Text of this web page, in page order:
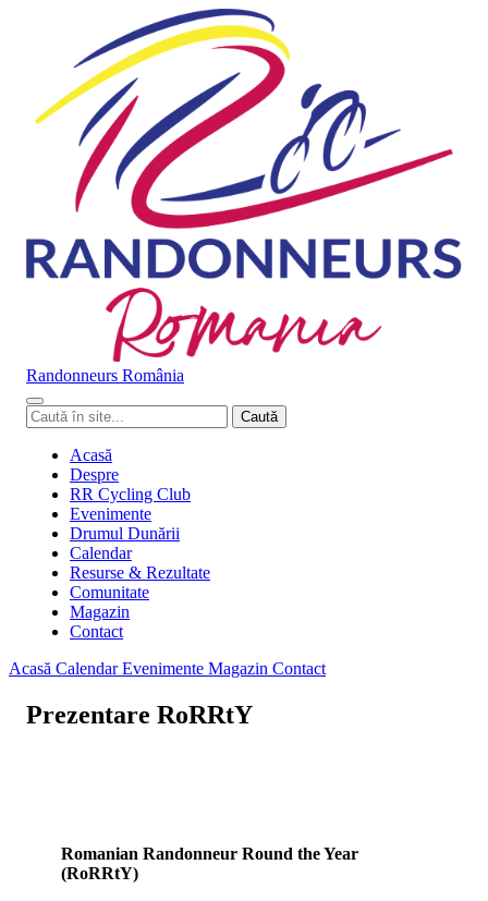
Randonneurs România
Caută
în
Caută
Acasă
Despre
RR Cycling Club
Evenimente
Drumul Dunării
Calendar
Resurse & Rezultate
Comunitate
Magazin
Contact
Acasă CalendarEvenimente Magazin Contact
Prezentare RoRRtY
Romanian Randonneur Round the Year
(RoRRtY)